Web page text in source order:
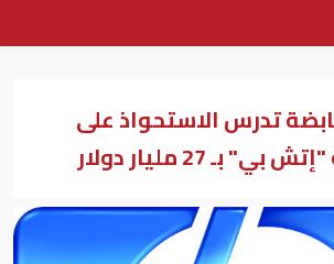
تدرس الاستحواذ على
27 مليار دولار